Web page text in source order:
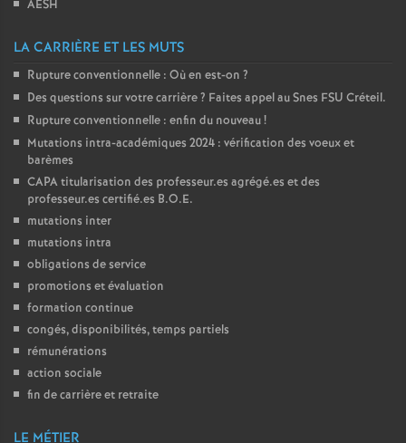
AESH
LA CARRIÈRE ET LES MUTS
Rupture conventionnelle : Où en est-on ?
Des questions sur votre carrière? Faites appel au Snes FSU Créteil.
Rupture conventionnelle : enfin du nouveau!
Mutations intra-académiques 2024 : vérification des voeux et
barèmes
CAPAtitularisation des professeur.es agrégé.es et des
professeur.es certifié.es B.O.E.
mutations inter
mutations intra
obligations de service
promotions et évaluation
formation continue
congés, disponibilités, temps partiels
rémunérations
action sociale
fin de carrière et retraite
LE MÉTIER